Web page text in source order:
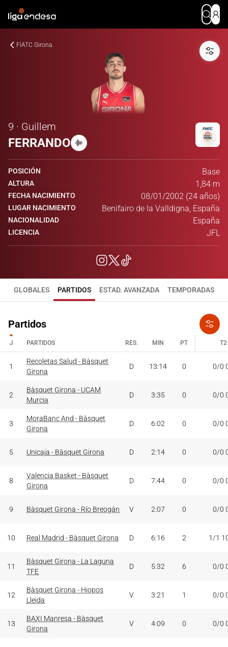
FIATC Girona
9 · Guillem
FERRANDO
POSICIÓN Base
ALTURA 1,84 m
FECHA NACIMIENTO 08/01/2002 (24 años)
LUGAR NACIMIENTO Benifairo de la Valldigna, España
NACIONALIDAD España
LICENCIA JFL
GLOBALES PARTIDOS ESTAD. AVANZADA TEMPORADAS
Partidos
J PARTIDOS RES. MIN PT T2
PARTIDOS
1
Recoletas Salud - Bàsquet
Girona
D 13:14 0 0/0
2
Bàsquet Girona - UCAM
Murcia
D 3:35 0 0/0
3
MoraBanc And - Bàsquet
Girona
D 6:02 0 0/0
5 Unicaja - Bàsquet Girona D 2:14 0 0/0
8
Valencia Basket - Bàsquet
Girona
D 7:44 0 0/0
9 Bàsquet Girona - Río Breogán V 2:07 0 0/0
10 Real Madrid - Bàsquet Girona D 6:16 2 1/1
11
Bàsquet Girona - La Laguna
TFE
D 5:32 6 0/0
12
Bàsquet Girona - Hiopos
Lleida
V 3:21 1 0/0
13
BAXI Manresa - Bàsquet
Girona
V 4:09 0 0/0